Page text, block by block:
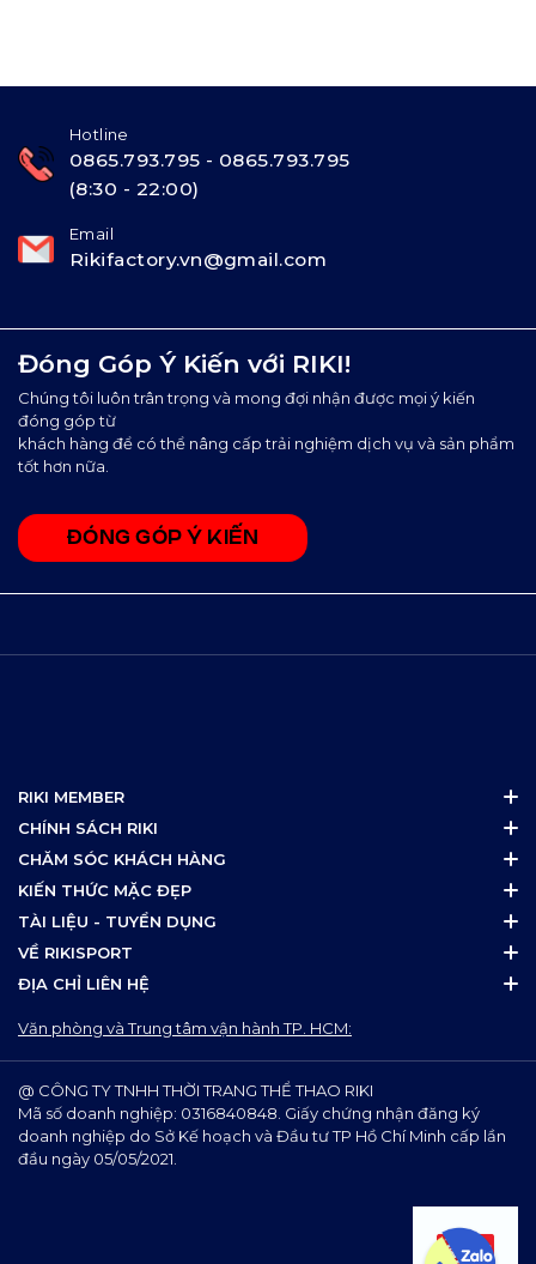
Hotline
0865.793.795 - 0865.793.795
(8:30 - 22:00)
Email
Rikifactory.vn@gmail.com
Đóng Góp Ý Kiến với RIKI!
Chúng tôi luôn trân trọng và mong đợi nhận được mọi ý kiến
đóng góp từ
khách hàng để có thể nâng cấp trải nghiệm dịch vụ và sản phẩm
tốt hơn nữa.
ĐÓNG GÓP Ý KIẾN
RIKI MEMBER
CHÍNH SÁCH RIKI
CHĂM SÓC KHÁCH HÀNG
KIẾN THỨC MẶC ĐẸP
TÀI LIỆU - TUYỂN DỤNG
VỀ RIKISPORT
ĐỊA CHỈ LIÊN HỆ
Văn phòng và Trung tâm vận hành TP. HCM:
@ CÔNG TY TNHH THỜI TRANG THỂ THAO RIKI
Mã số doanh nghiệp: 0316840848. Giấy chứng nhận đăng ký
doanh nghiệp do Sở Kế hoạch và Đầu tư TP Hồ Chí Minh cấp lần
đầu ngày 05/05/2021.